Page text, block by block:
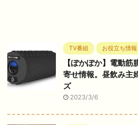
TV番組 お役立ち情報
【ぽかぽか】電動筋
寄せ情報。昼飲み主
ズ
2023/3/6